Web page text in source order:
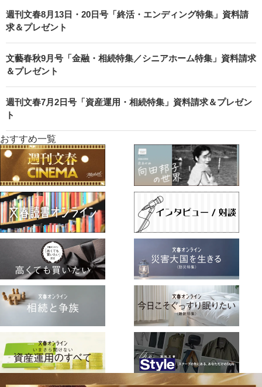
週刊文春8月13日・20日号「終活・エンディング特集」資料請
求＆プレゼント
文藝春秋9月号「金融・相続特集／シニアホーム特集」資料請求
＆プレゼント
週刊文春7月2日号「資産運用・相続特集」資料請求＆プレゼン
ト
おすすめ一覧